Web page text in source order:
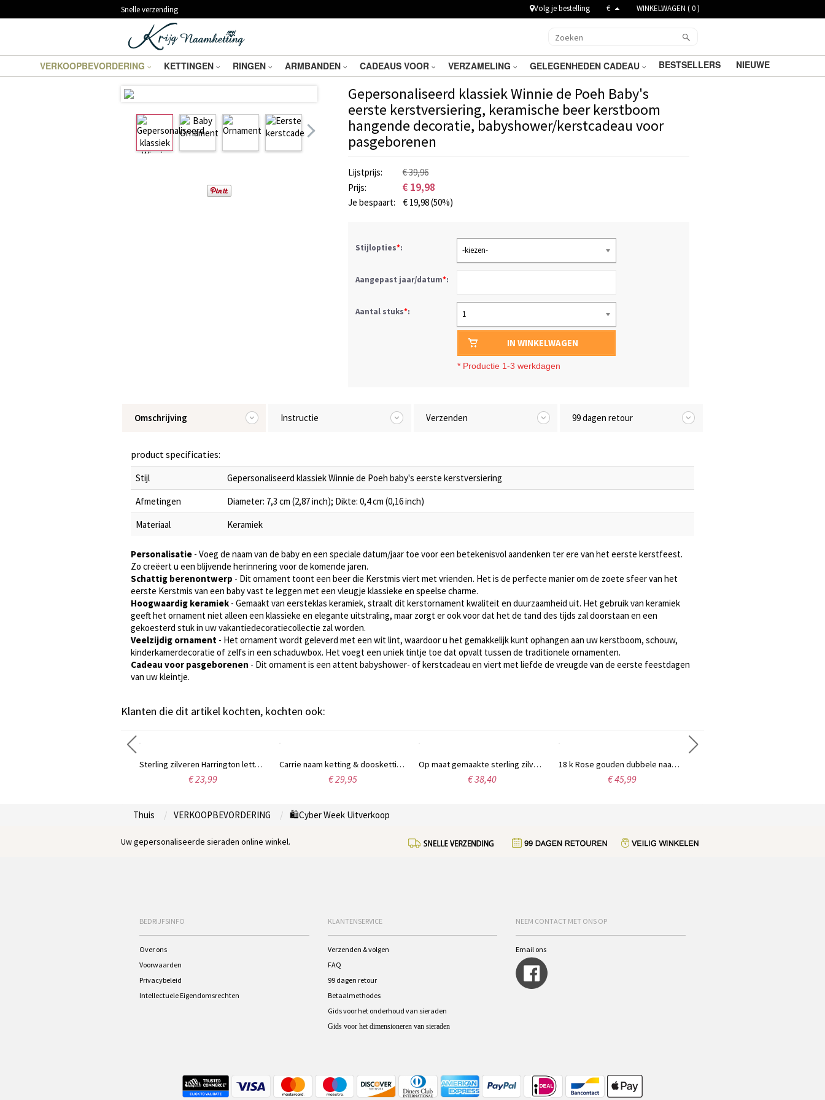
Snelle verzending Volg je bestelling € WINKELWAGEN (0)
VERKOOPBEVORDERING KETTINGEN RINGEN ARMBANDEN CADEAUS VOOR VERZAMELING GELEGENHEDEN CADEAU BESTSELLERS NIEUWE
Gepersonaliseerd klassiek Winnie de Poeh Baby's
eerste kerstversiering, keramische beer kerstboom
hangende decoratie, babyshower/kerstcadeau voor
pasgeborenen
Lijstprijs:
€ 39,96
Prijs:
€ 19,98
Je bespaart: € 19,98(50%)
Stijlopties*: -kiezen-
Aangepast jaar/datum*:
Aantal stuks*: 1
IN WINKELWAGEN
* Productie 1-3 werkdagen
Omschrijving Instructie Verzenden 99 dagen retour
product specificaties:
Stijl
Gepersonaliseerd klassiek Winnie de Poeh baby's eerste kerstversiering
Afmetingen
Diameter: 7,3 cm (2,87 inch); Dikte: 0,4 cm (0,16 inch)
Materiaal
Keramiek
Personalisatie - Voeg de naam van de baby en een speciale datum/jaar toe voor een betekenisvol aandenken ter ere van het eerste kerstfeest.
Zo creëert u een blijvende herinnering voor de komende jaren.
Schattig berenontwerp - Dit ornament toont een beer die Kerstmis viert met vrienden. Het is de perfecte manier om de zoete sfeer van het
eerste Kerstmis van een baby vast te leggen met een vleugje klassieke en speelse charme.
Hoogwaardig keramiek - Gemaakt van eersteklas keramiek, straalt dit kerstornament kwaliteit en duurzaamheid uit. Het gebruik van keramiek
geeft het ornament niet alleen een klassieke en elegante uitstraling, maar zorgt er ook voor dat het de tand des tijds zal doorstaan en een
gekoesterd stuk in uw vakantiedecoratiecollectie zal worden.
Veelzijdig ornament - Het ornament wordt geleverd met een wit lint, waardoor u het gemakkelijk kunt ophangen aan uw kerstboom, schouw,
kinderkamerdecoratie of zelfs in een schaduwbox. Het voegt een uniek tintje toe dat opvalt tussen de traditionele ornamenten.
Cadeau voor pasgeborenen - Dit ornament is een attent babyshower- of kerstcadeau en viert met liefde de vreugde van de eerste feestdagen
van uw kleintje.
Klanten die dit artikel kochten, kochten ook:
Sterling zilveren Harrington lettertype naam ketting
€ 23,99
Carrie naam ketting & doosketting in rosé goud
€ 29,95
Op maat gemaakte sterling zilveren meisjesketting
€ 38,40
18 k Rose gouden dubbele naam Infinity ketting
€ 45,99
Thuis VERKOOPBEVORDERING 🛍️Cyber Week Uitverkoop
Uw gepersonaliseerde sieraden online winkel.
BEDRIJFSINFO
Over ons
Voorwaarden
Privacybeleid
Intellectuele Eigendomsrechten
KLANTENSERVICE
Verzenden & volgen
FAQ
99 dagen retour
Betaalmethodes
Gids voor het onderhoud van sieraden
Gids voor het dimensioneren van sieraden
NEEM CONTACT MET ONS OP
Email ons